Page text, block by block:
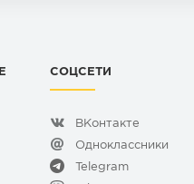
СОЦСЕТИ
ВКонтакте
Одноклассники
Telegram